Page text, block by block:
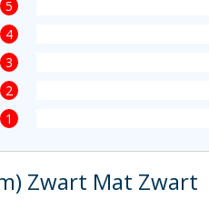
5
4
3
2
1
Zwart Mat Zwart